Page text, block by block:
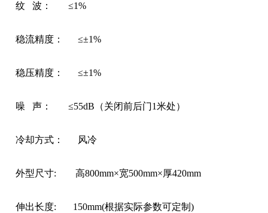
纹 波： ≤1%
稳流精度： ≤±1%
稳压精度： ≤±1%
噪 声： ≤55dB（关闭前后门1米处）
冷却方式： 风冷
外型尺寸: 高800mm×宽500mm×厚420mm
伸出长度: 150mm(根据实际参数可定制)